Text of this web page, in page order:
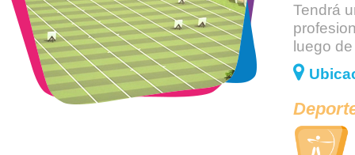
Tendrá
luego